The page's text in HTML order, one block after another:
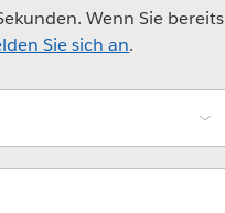
Wenn Sie bereits
Sie sich an.